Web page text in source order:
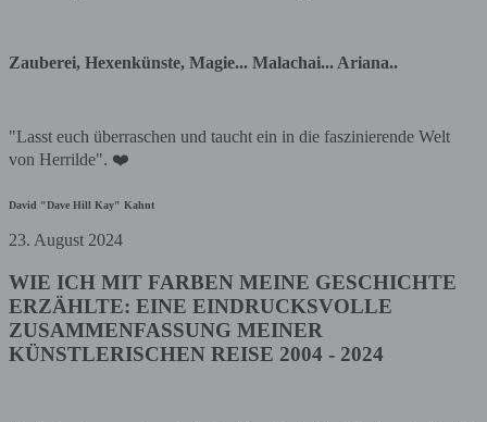
Zauberei, Hexenkünste, Magie... Malachai... Ariana..
"Lasst euch überraschen und taucht ein in die faszinierende Welt
von Herrilde". ❤️
David "Dave Hill Kay" Kahnt
23. August 2024
WIE ICH MIT FARBEN MEINE GESCHICHTE
ERZÄHLTE: EINE EINDRUCKSVOLLE
ZUSAMMENFASSUNG MEINER
KÜNSTLERISCHEN REISE 2004 - 2024